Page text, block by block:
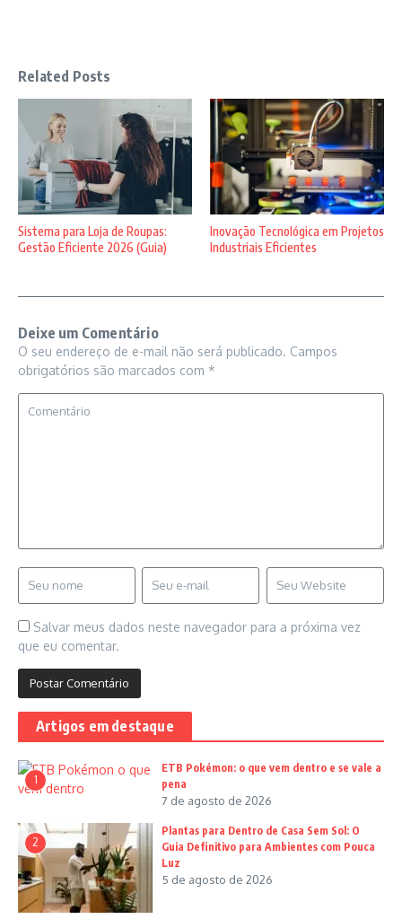
Related Posts
Sistema para Loja de Roupas:
Gestão Eficiente 2026 (Guia)
Inovação Tecnológica em Projetos
Industriais Eficientes
Deixe um Comentário
O seu endereço de e-mail não será publicado. Campos
obrigatórios são marcados com *
Salvar meus dados neste navegador para a próxima vez
que eu comentar.
Artigos em destaque
1
ETB Pokémon: o que vem dentro e se vale a
pena
7 de agosto de 2026
2
Plantas para Dentro de Casa Sem Sol: O
Guia Definitivo para Ambientes com Pouca
Luz
5 de agosto de 2026